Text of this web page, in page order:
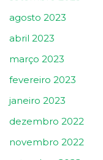
agosto 2023
abril 2023
março 2023
fevereiro 2023
janeiro 2023
dezembro 2022
novembro 2022